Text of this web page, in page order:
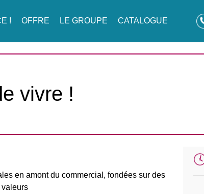
! OFFRE LE GROUPE CATALOGUE
vivre !
en amont du commercial, fondées sur des